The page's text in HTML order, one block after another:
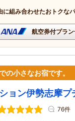
に組み合わせたおトクな
航空券付プラ
の小さなお宿です。
ョン伊勢志摩プ
76件